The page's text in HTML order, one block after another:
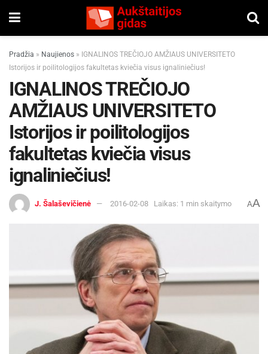
Pradžia » Naujienos » IGNALINOS TREČIOJO AMŽIAUS UNIVERSITETO
Istorijos ir poilitologijos fakultetas kviečia visus ignaliniečius!
IGNALINOS TREČIOJO
AMŽIAUS UNIVERSITETO
Istorijos ir poilitologijos
fakultetas kviečia visus
ignaliniečius!
J. Šalaševičienė 2016-02-08 Laikas: 1 min skaitymo AA